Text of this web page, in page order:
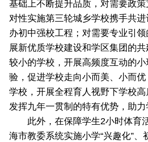
基础上不断提升品质，对需要政
对性实施第三轮城乡学校携手共
办初中强校工程；对需要专业引
展新优质学校建设和学区集团的
较小的学校，开展高频度互动的
验，促进学校走向小而美、小而优
学校，开展全程育人视野下学校高
发挥九年一贯制的特有优势，助力
此外，在保障学生2小时体育
海市教委系统实施小学“兴趣化”、